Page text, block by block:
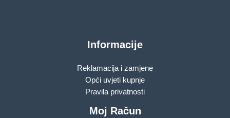
Informacije
Reklamacija i zamjene
Opći uvjeti kupnje
Pravila privatnosti
Moj Račun